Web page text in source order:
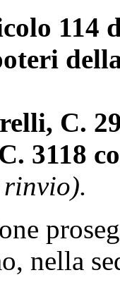
114
C.
3118
rinvio).
nella